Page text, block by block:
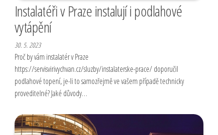
Instalatéři v Praze instalují i podlahové
vytápění
30. 5. 2023
Proč by vám instalatér v Praze
https://servisvirivychvan.cz/sluzby/instalaterske-prace/ doporučil
podlahové topení, je-li to samozřejmě ve vašem případě technicky
proveditelné? Jaké důvody…